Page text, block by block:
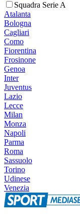
Squadra Serie A
Atalanta
Bologna
Cagliari
Como
Fiorentina
Frosinone
Genoa
Inter
Juventus
Lazio
Lecce
Milan
Monza
Napoli
Parma
Roma
Sassuolo
Torino
Udinese
Venezia